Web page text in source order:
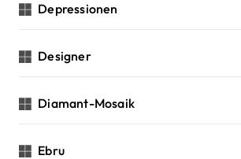
Depressionen
Designer
Diamant-Mosaik
Ebru